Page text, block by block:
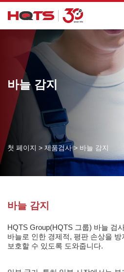
바늘 감지
첫 페이지 > 제품검사> 바늘 감지
바늘 감지
HQTS Group(HQTS 그룹) 바늘 검
바늘로 인한 경제적, 평판 손상을
보호할 수 있도록 도와줍니다.